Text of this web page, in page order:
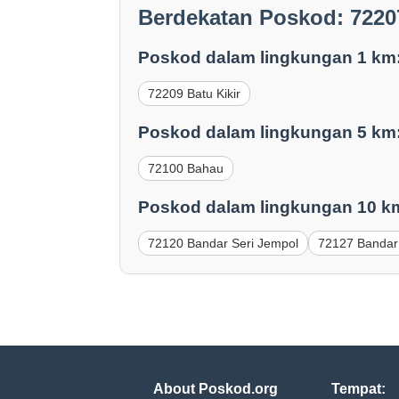
Berdekatan Poskod:
Poskod dalam lingkungan 1
72209 Batu Kikir
Poskod dalam lingkungan 5
72100 Bahau
Poskod dalam lingkungan 10
72120 Bandar Seri Jempol 72127
About Poskod.org Tempat: